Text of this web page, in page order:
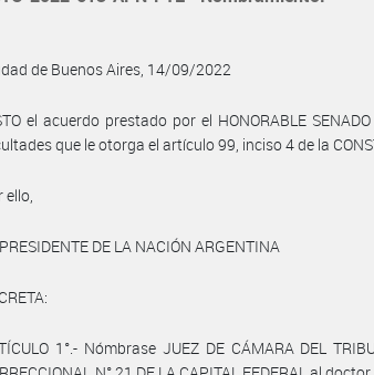
de Buenos Aires, 14/09/2022
el acuerdo prestado por el HONORABLE
que le otorga el artículo 99, inciso 4 de la
ello,
DE LA NACIÓN ARGENTINA
1°.- Nómbrase JUEZ DE CÁMARA DEL